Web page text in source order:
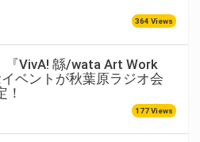
364 Views
『VivA! 緜/wata Art Work
ベントが秋葉原ラジオ会
！
177 Views